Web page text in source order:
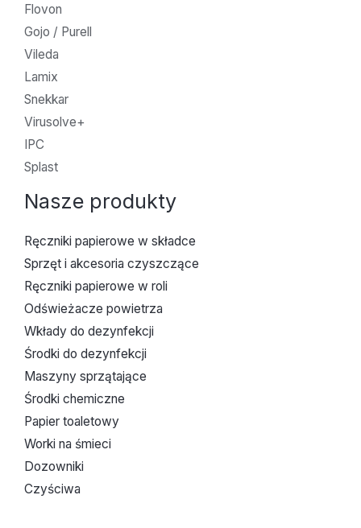
Flovon
Gojo / Purell
Vileda
Lamix
Snekkar
Virusolve+
IPC
Splast
Nasze produkty
Ręczniki papierowe w składce
Sprzęt i akcesoria czyszczące
Ręczniki papierowe w roli
Odświeżacze powietrza
Wkłady do dezynfekcji
Środki do dezynfekcji
Maszyny sprzątające
Środki chemiczne
Papier toaletowy
Worki na śmieci
Dozowniki
Czyściwa